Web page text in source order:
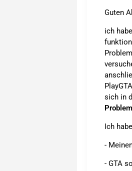
Guten
ich
sich in
Ich
-
- GTA